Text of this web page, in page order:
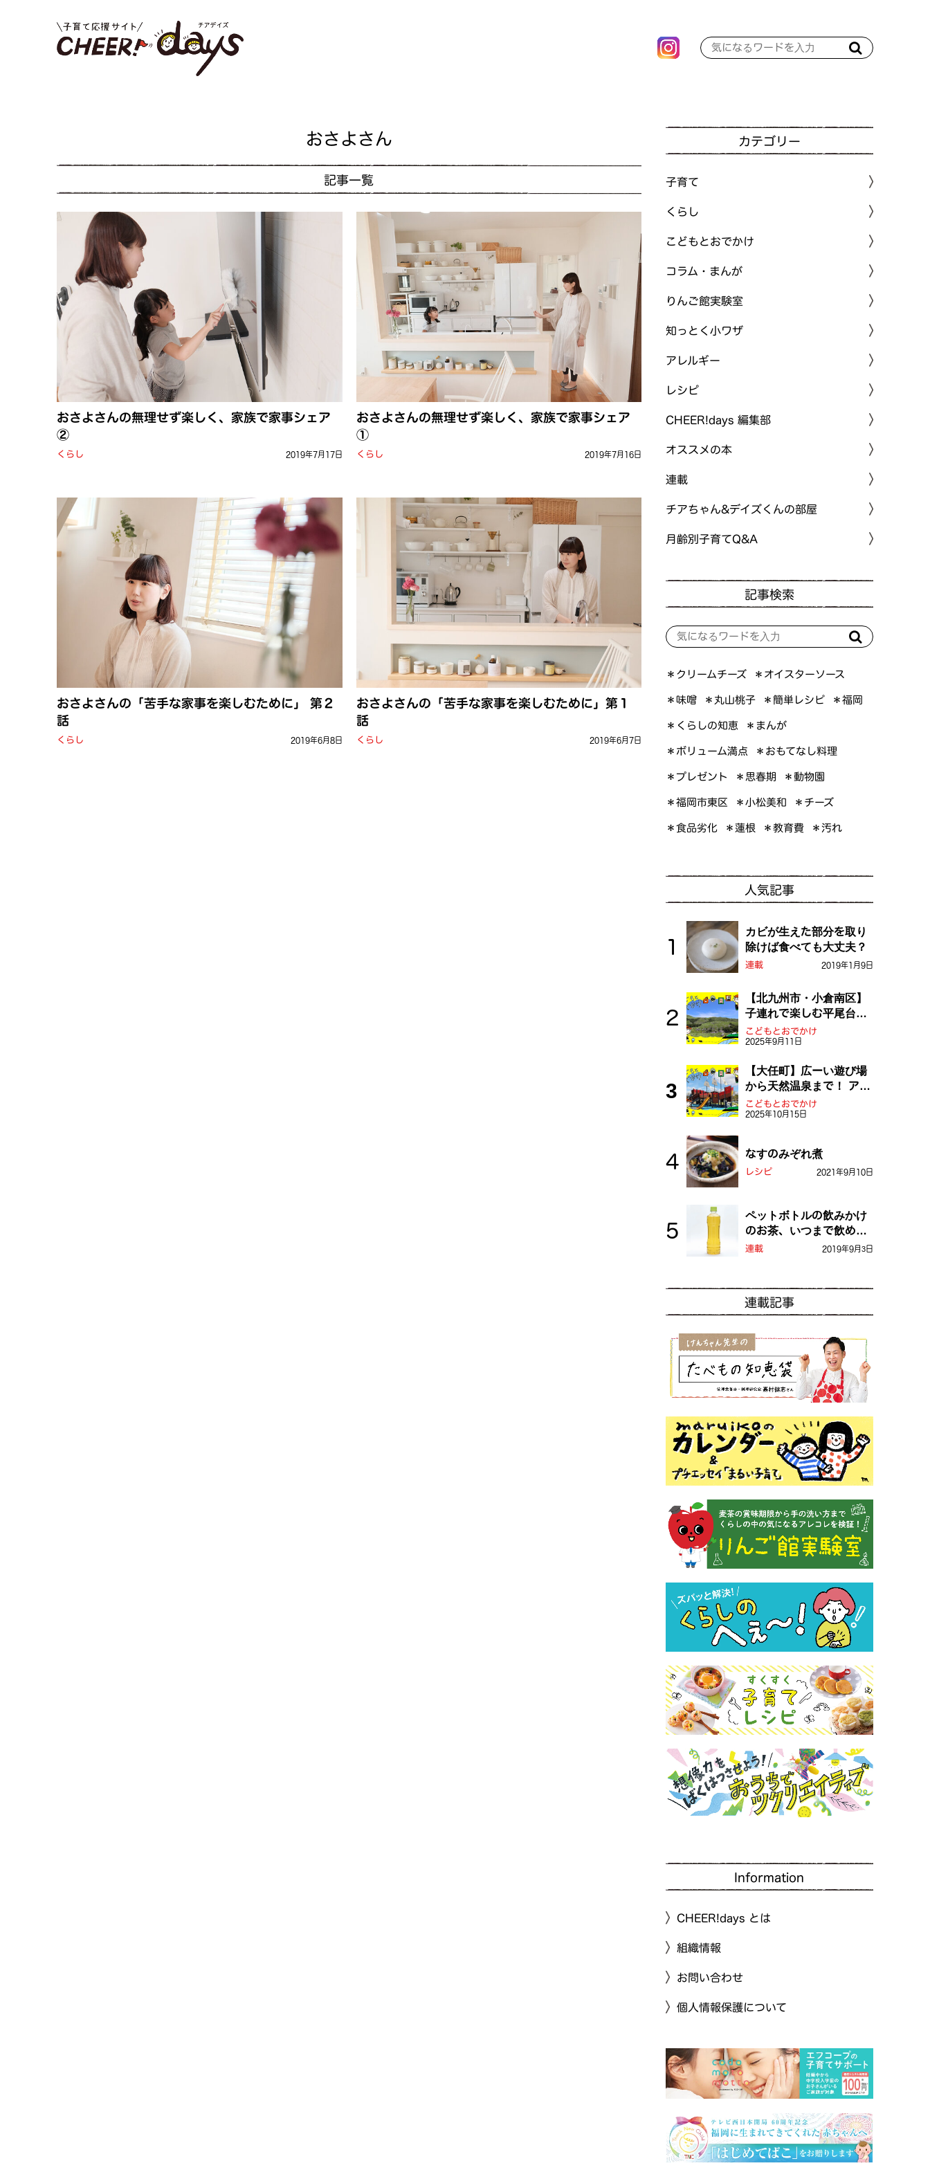
おさよさん
記事一覧
おさよさんの無理せず楽しく、家族で家事シェア
②
くらし 2019年7月17日
おさよさんの無理せず楽しく、家族で家事シェア
①
くらし 2019年7月16日
おさよさんの「苦手な家事を楽しむために」 第２
話
くらし 2019年6月8日
おさよさんの「苦手な家事を楽しむために」第１
話
くらし 2019年6月7日
カテゴリー
子育て
くらし
こどもとおでかけ
コラム・まんが
りんご館実験室
知っとく小ワザ
アレルギー
レシピ
CHEER!days 編集部
オススメの本
連載
チアちゃん&デイズくんの部屋
月齢別子育てQ&A
記事検索
＊クリームチーズ ＊オイスターソース
＊味噌 ＊丸山桃子 ＊簡単レシピ ＊福岡
＊くらしの知恵 ＊まんが
＊ボリューム満点 ＊おもてなし料理
＊プレゼント ＊思春期 ＊動物園
＊福岡市東区 ＊小松美和 ＊チーズ
＊食品劣化 ＊蓮根 ＊教育費 ＊汚れ
人気記事
カビが生えた部分を取り
除けば食べても大丈夫？
連載 2019年1月9日
【北九州市・小倉南区】
子連れで楽しむ平尾台！
ふしぎな草原や千仏鍾乳
洞を探検しよう！
こどもとおでかけ
2025年9月11日
【大任町】広ーい遊び場
から天然温泉まで！ アミ
ューズメントな道の駅・
おおとう桜街道
こどもとおでかけ
2025年10月15日
なすのみぞれ煮
レシピ 2021年9月10日
ペットボトルの飲みかけ
のお茶、いつまで飲め
る？
連載 2019年9月3日
連載記事
Information
CHEER!days とは
組織情報
お問い合わせ
個人情報保護について